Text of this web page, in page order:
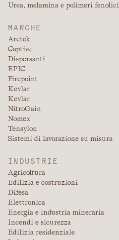
Urea, melamina e polimeri fenolici
MARCHE
Arctek
Captive
Dispersanti
EPIC
Firepoint
Kevlar
Kevlar
NitroGain
Nomex
Tensylon
Sistemi di lavorazione su misura
INDUSTRIE
Agricoltura
Edilizia e costruzioni
Difesa
Elettronica
Energia e industria mineraria
Incendi e sicurezza
Edilizia residenziale